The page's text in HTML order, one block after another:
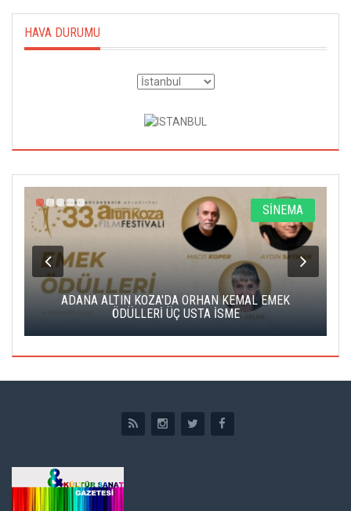
HAVA DURUMU
SİNEMA
ADANA ALTIN KOZA'DA ORHAN KEMAL EMEK
ÖDÜLLERİ ÜÇ USTA İSME